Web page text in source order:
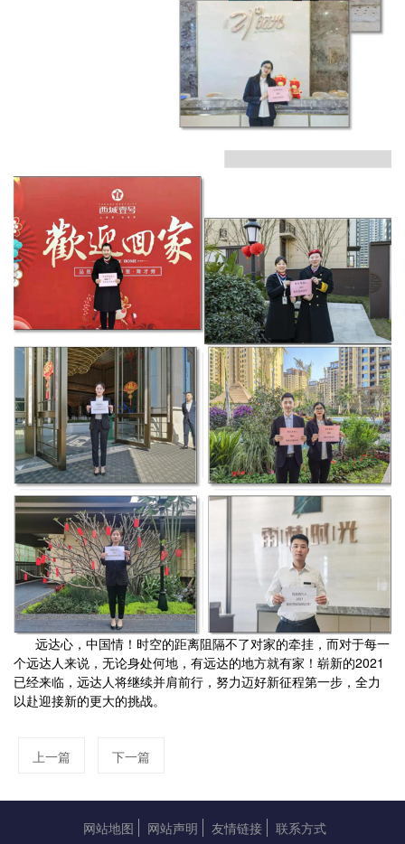
远达心，中国情！时空的距离阻隔不了对家的牵挂，而对于每一
个远达人来说，无论身处何地，有远达的地方就有家！崭新的2021
已经来临，远达人将继续并肩前行，努力迈好新征程第一步，全力
以赴迎接新的更大的挑战。
上一篇 下一篇
网站地图 网站声明 友情链接 联系方式